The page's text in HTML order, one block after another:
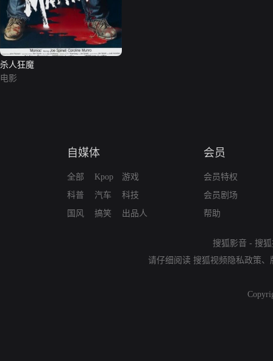
杀人狂魔
电影
自媒体
全部
科普
国风
Kpop
汽车
搞笑
游戏
科技
出品人
会员
会员特权
会员剧场
帮助
搜狐影音 - 搜
请仔细阅读 搜狐视频隐私政策、